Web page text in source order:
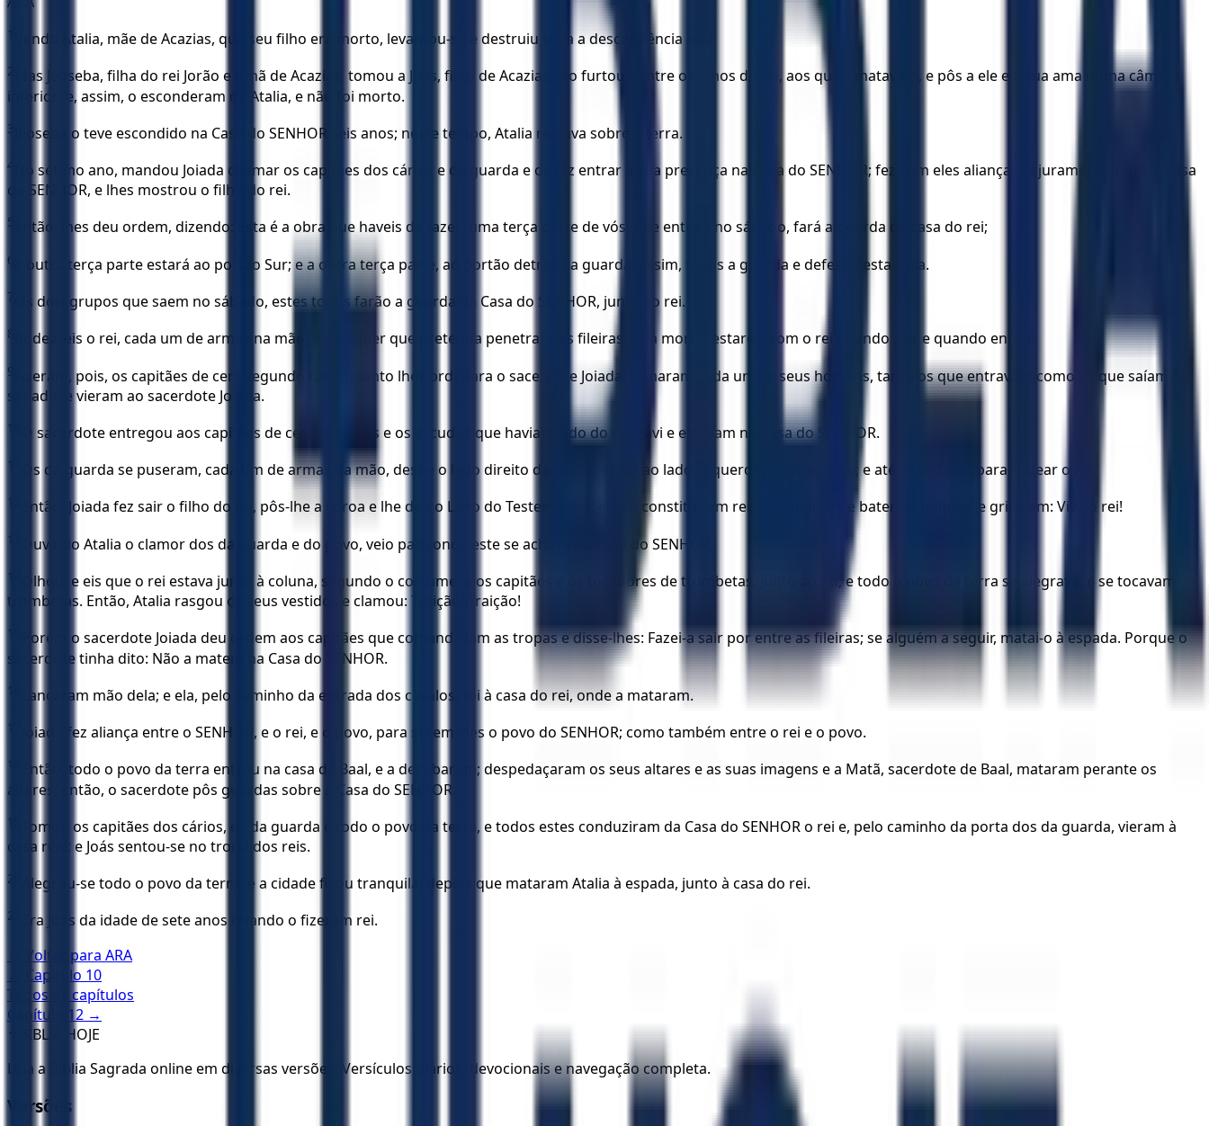
1 Vendo Atalia, mãe de Acazias, que seu filho era morto, levantou-se e destruiu toda a descendência real.
2
Mas Jeoseba, filha do rei Jorão e irmã de Acazias, tomou a Joás, filho de Acazias, e o furtou dentre os filhos do rei, aos quais matavam, e pôs a ele e a sua ama numa câmara
interior; e, assim, o esconderam de Atalia, e não foi morto.
3 Jeoseba o teve escondido na Casa do SENHOR seis anos; neste tempo, Atalia reinava sobre a terra.
4
No sétimo ano, mandou Joiada chamar os capitães dos cários e da guarda e os fez entrar à sua presença na Casa do SENHOR; fez com eles aliança, e ajuramentou-os na Casa
do SENHOR, e lhes mostrou o filho do rei.
5 Então, lhes deu ordem, dizendo: Esta é a obra que haveis de fazer: uma terça parte de vós, que entrais no sábado, fará a guarda da casa do rei;
6 e outra terça parte estará ao portão Sur; e a outra terça parte, ao portão detrás da guarda; assim, fareis a guarda e defesa desta casa.
7 Os dois grupos que saem no sábado, estes todos farão a guarda da Casa do SENHOR, junto ao rei.
8 Rodeareis o rei, cada um de armas na mão, e qualquer que pretenda penetrar nas fileiras, seja morto; estareis com o rei quando sair e quando entrar.
9
Fizeram, pois, os capitães de cem segundo tudo quanto lhes ordenara o sacerdote Joiada; tomaram cada um os seus homens, tanto os que entravam como os que saíam no
sábado, e vieram ao sacerdote Joiada.
10 O sacerdote entregou aos capitães de cem as lanças e os escudos que haviam sido do rei Davi e estavam na Casa do SENHOR.
11 Os da guarda se puseram, cada um de armas na mão, desde o lado direito da casa real até ao lado esquerdo, e até ao altar, e até ao templo, para rodear o rei.
12 Então, Joiada fez sair o filho do rei, pôs-lhe a coroa e lhe deu o Livro do Testemunho; eles o constituíram rei, e o ungiram, e bateram palmas, e gritaram: Viva o rei!
13 Ouvindo Atalia o clamor dos da guarda e do povo, veio para onde este se achava na Casa do SENHOR.
14
Olhou, e eis que o rei estava junto à coluna, segundo o costume, e os capitães e os tocadores de trombetas, junto ao rei, e todo o povo da terra se alegrava, e se tocavam
trombetas. Então, Atalia rasgou os seus vestidos e clamou: Traição! Traição!
15
Porém o sacerdote Joiada deu ordem aos capitães que comandavam as tropas e disse-lhes: Fazei-a sair por entre as fileiras; se alguém a seguir, matai-o à espada. Porque o
sacerdote tinha dito: Não a matem na Casa do SENHOR.
16 Lançaram mão dela; e ela, pelo caminho da entrada dos cavalos, foi à casa do rei, onde a mataram.
17 Joiada fez aliança entre o SENHOR, e o rei, e o povo, para serem eles o povo do SENHOR; como também entre o rei e o povo.
18
Então, todo o povo da terra entrou na casa de Baal, e a derribaram; despedaçaram os seus altares e as suas imagens e a Matã, sacerdote de Baal, mataram perante os
altares; então, o sacerdote pôs guardas sobre a Casa do SENHOR.
19
Tomou os capitães dos cários, os da guarda e todo o povo da terra, e todos estes conduziram da Casa do SENHOR o rei e, pelo caminho da porta dos da guarda, vieram à
casa real; e Joás sentou-se no trono dos reis.
20 Alegrou-se todo o povo da terra, e a cidade ficou tranquila, depois que mataram Atalia à espada, junto à casa do rei.
21
Era Joás da idade de sete anos quando o fizeram rei.
← Voltar para ARA
← Capítulo 10
Todos os capítulos
Capítulo
12 →
BÍBLIA HOJE
Leia a Bíblia Sagrada online em diversas versões. Versículos diários, devocionais e navegação completa.
Versões